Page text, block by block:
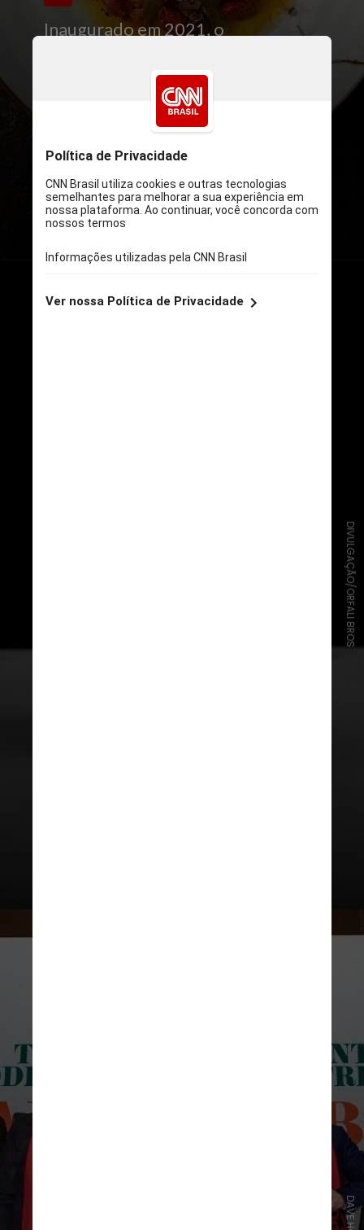
Inaugurado em 2021, o
homenageia as raízes sírias e as
tradições culinárias com as quais os
irmãos cresceram, misturadas com
DIVULGAÇÃO/ORFALI BROS